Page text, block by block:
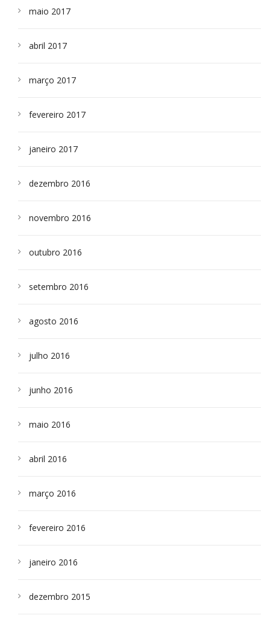
maio 2017
abril 2017
março 2017
fevereiro 2017
janeiro 2017
dezembro 2016
novembro 2016
outubro 2016
setembro 2016
agosto 2016
julho 2016
junho 2016
maio 2016
abril 2016
março 2016
fevereiro 2016
janeiro 2016
dezembro 2015